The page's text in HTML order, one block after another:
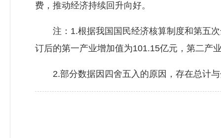
费，推动经济持续回升向好。
注：1.根据我国国民经济核算制度和第五次
订后的第一产业增加值为101.15亿元，第二产
2.部分数据因四舍五入的原因，存在总计